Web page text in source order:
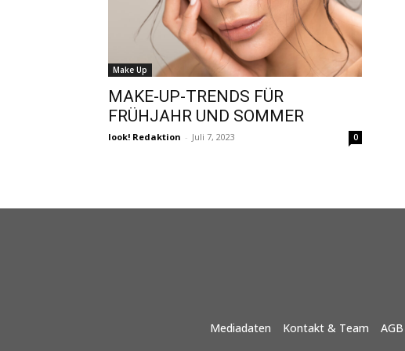
Make Up
MAKE-UP-TRENDS FÜR
FRÜHJAHR UND SOMMER
look! Redaktion - Juli 7, 2023 0
Mediadaten Kontakt & Team AGB